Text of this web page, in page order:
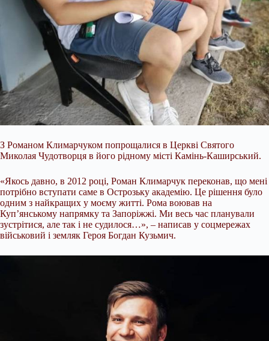
З Романом Климарчуком попрощалися в Церкві Святого
Миколая Чудотворця в його рідному місті Камінь-Каширський.
«Якось давно, в 2012 році, Роман Климарчук переконав, що мені
потрібно вступати саме в Острозьку академію. Це рішення було
одним з найкращих у моєму житті. Рома воював на
Куп’янському напрямку та Запоріжжі. Ми весь час планували
зустрітися, але так і не судилося…», – написав у соцмережах
військовий і земляк Героя Богдан Кузьмич.